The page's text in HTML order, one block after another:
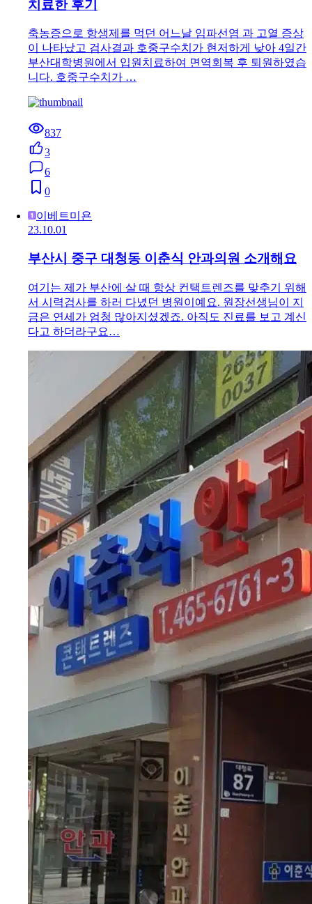
435
1
0
0
24.08.26
임파선염으로 호중구 감소증 부산대학병원에서
치료한 후기
축농증으로 항생제를 먹던 어느날 임파선염 과 고열 증상
이 나타났고 검사결과 호중구수치가 현저하게 낮아 4일간
부산대학병원에서 입원치료하여 면역회복 후 퇴원하였습
니다. 호중구수치가 …
837
3
6
0
이베트미욘
23.10.01
부산시 중구 대청동 이춘식 안과의원 소개해요
여기는 제가 부산에 살 때 항상 컨택트렌즈를 맞추기 위해
서 시력검사를 하러 다녔던 병원이예요. 원장선생님이 지
금은 연세가 엄청 많아지셨겠죠. 아직도 진료를 보고 계신
다고 하더라구요…